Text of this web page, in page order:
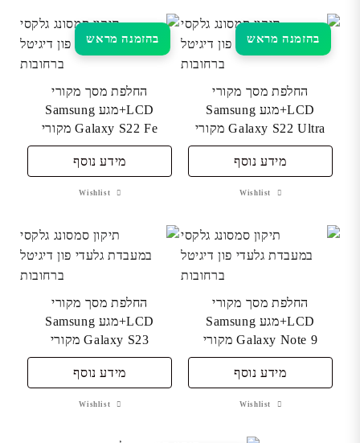
בהזמנה מראש
החלפת מסך מקורי
LCD+מגע Samsung
Galaxy S22 Ultra מקורי
מידע נוסף
Wishlist
בהזמנה מראש
החלפת מסך מקורי
LCD+מגע Samsung
Galaxy S22 Fe מקורי
מידע נוסף
Wishlist
החלפת מסך מקורי
LCD+מגע Samsung
Galaxy Note 9 מקורי
מידע נוסף
Wishlist
החלפת מסך מקורי
LCD+מגע Samsung
Galaxy S23 מקורי
מידע נוסף
Wishlist